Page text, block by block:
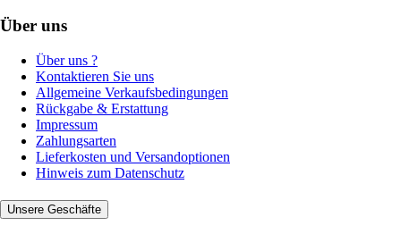
Über uns
Über uns ?
Kontaktieren Sie uns
Allgemeine Verkaufsbedingungen
Rückgabe & Erstattung
Impressum
Zahlungsarten
Lieferkosten und Versandoptionen
Hinweis zum Datenschutz
Unsere Geschäfte